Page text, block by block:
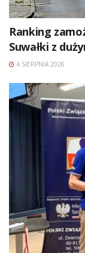
Ranking
Suwałki z
4 SIERPNIA 2026